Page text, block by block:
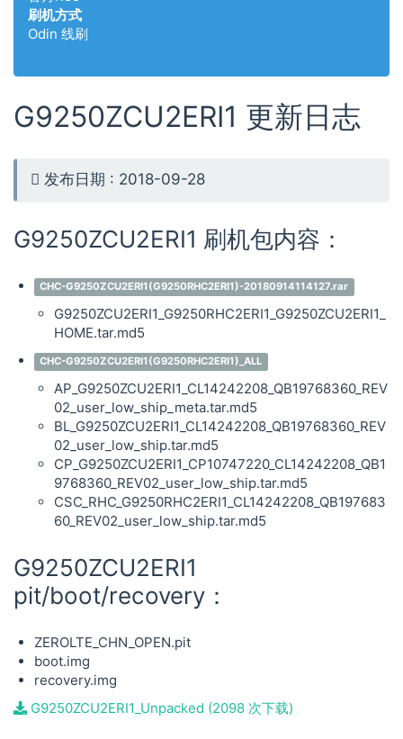
刷机方式
Odin 线刷
G9250ZCU2ERI1 更新日志
发布日期 : 2018-09-28
G9250ZCU2ERI1 刷机包内容：
CHC-G9250ZCU2ERI1(G9250RHC2ERI1)-20180914114127.rar
G9250ZCU2ERI1_G9250RHC2ERI1_G9250ZCU2ERI1_
HOME.tar.md5
CHC-G9250ZCU2ERI1(G9250RHC2ERI1)_ALL
AP_G9250ZCU2ERI1_CL14242208_QB19768360_REV
02_user_low_ship_meta.tar.md5
BL_G9250ZCU2ERI1_CL14242208_QB19768360_REV
02_user_low_ship.tar.md5
CP_G9250ZCU2ERI1_CP10747220_CL14242208_QB1
9768360_REV02_user_low_ship.tar.md5
CSC_RHC_G9250RHC2ERI1_CL14242208_QB197683
60_REV02_user_low_ship.tar.md5
G9250ZCU2ERI1
pit/boot/recovery：
ZEROLTE_CHN_OPEN.pit
boot.img
recovery.img
G9250ZCU2ERI1_Unpacked (2098 次下载)